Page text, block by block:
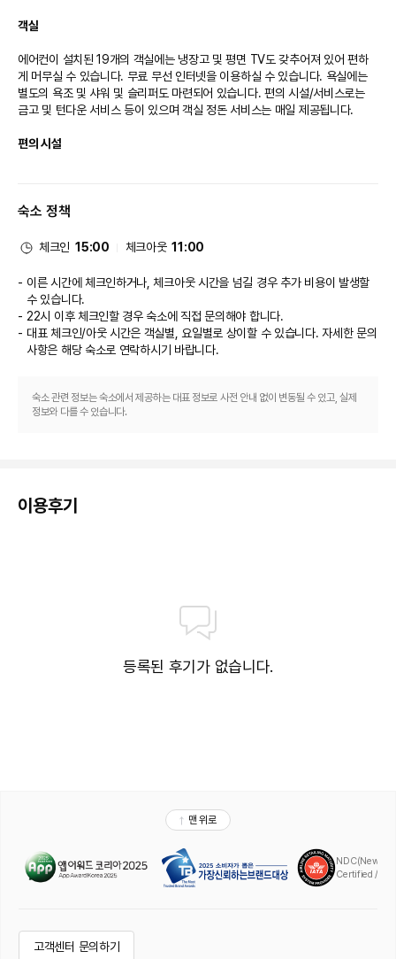
객실
에어컨이 설치된 19개의 객실에는 냉장고 및 평면 TV도 갖추어져 있어 편하
게 머무실 수 있습니다. 무료 무선 인터넷을 이용하실 수 있습니다. 욕실에는
별도의 욕조 및 샤워 및 슬리퍼도 마련되어 있습니다. 편의 시설/서비스로는
금고 및 턴다운 서비스 등이 있으며 객실 정돈 서비스는 매일 제공됩니다.
편의 시설
및 기념품점/신문 가판대도 마련되어 있습니다.
식당
URARI TAKEO GARDEN TERRACE SPA RESORTS에 있는 레스토랑에
서 만족스러운 식사를 즐겨보세요. 아침 식사(일식)가 매일 07:00 ~ 10:00에
무료로 제공됩니다.
비즈니스, 기타 편의시설
프 주차 이용이 가능합니다.
숙소 정책
체크인 15:00 체크아웃 11:00
이른 시간에 체크인하거나, 체크아웃 시간을 넘길 경우 추가 비용이 발생할
수 있습니다.
22시 이후 체크인할 경우 숙소에 직접 문의해야 합니다.
대표 체크인/아웃 시간은 객실별, 요일별로 상이할 수 있습니다. 자세한 문의
사항은 해당 숙소로 연락하시기 바랍니다.
숙소 관련 정보는 숙소에서 제공하는 대표 정보로 사전 안내 없이 변동될 수 있고, 실제
정보와 다를 수 있습니다.
이용후기
등록된 후기가 없습니다.